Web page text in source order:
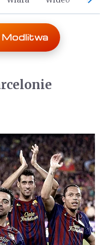
Modlitwa